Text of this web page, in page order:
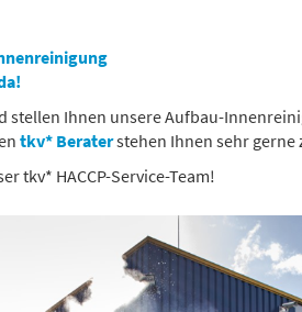
stellen Ihnen unsere Aufbau-
tkv* Beraterstehen Ihnen sehr gerne
tkv* HACCP-Service-Team!